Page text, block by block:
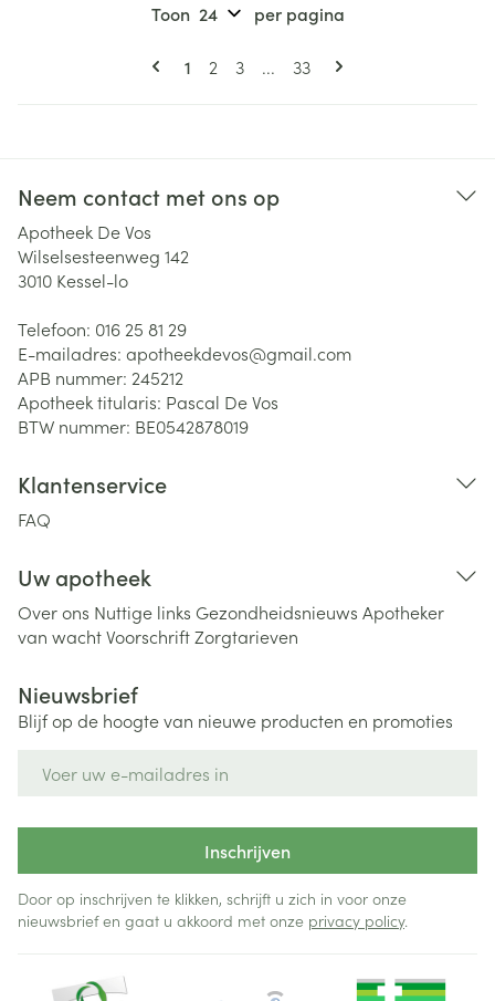
Pagina's
U lees momenteel pagina
1 Pagina
2 Pagina
3 ... Pagina
33
Toon per pagina
Neem contact met ons op
Apotheek De Vos
Wilselsesteenweg 142
3010 Kessel-lo
Telefoon: 016 25 81 29
E-mailadres: apotheekdevos@gmail.com
APB nummer: 245212
Apotheek titularis: Pascal De Vos
BTW nummer: BE0542878019
Klantenservice
FAQ
Uw apotheek
Over ons Nuttige links Gezondheidsnieuws Apotheker
van wachtVoorschriftZorgtarieven
Nieuwsbrief
Blijf op de hoogte van nieuwe producten en promoties
Inschrijven
Door op inschrijven te klikken, schrijft u zich in voor onze
nieuwsbrief en gaat u akkoord met onze privacy policy.